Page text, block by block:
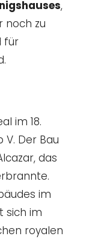
,
noch zu
für
im 18.
V. Der Bau
das
im
sich im
royalen